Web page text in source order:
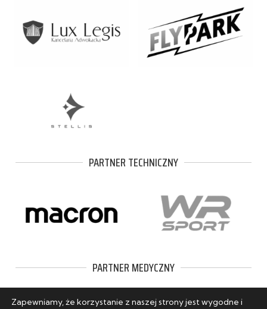
PARTNER TECHNICZNY
PARTNER MEDYCZNY
Zapewniamy, że korzystanie z naszej strony jest wygodne i